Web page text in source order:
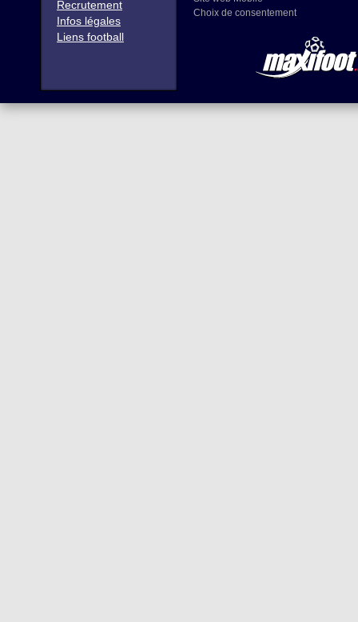
Recrutement
Infos légales
Liens football
Choix de consentement